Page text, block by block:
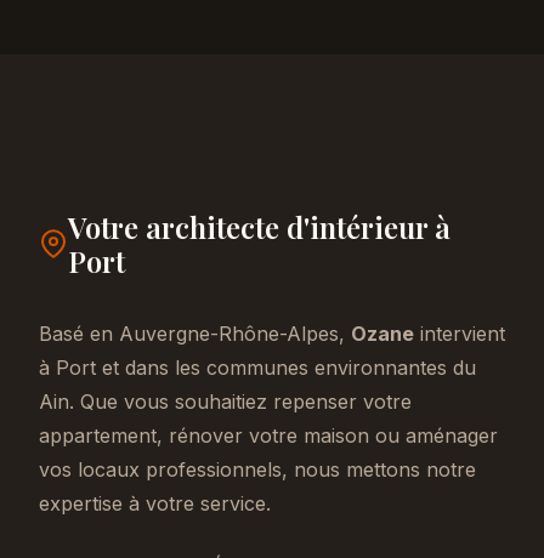
Votre architecte d'intérieur à
Port
Basé en Auvergne-Rhône-Alpes, Ozane intervient
à Port et dans les communes environnantes du
Ain. Que vous souhaitiez repenser votre
appartement, rénover votre maison ou aménager
vos locaux professionnels, nous mettons notre
expertise à votre service.